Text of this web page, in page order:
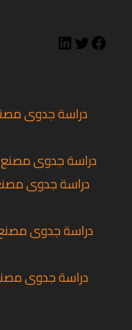
دراسة جدوى
دراسة جدوى مصنع
دراسة جدوى
دراسة جدوى
دراسة جدوى